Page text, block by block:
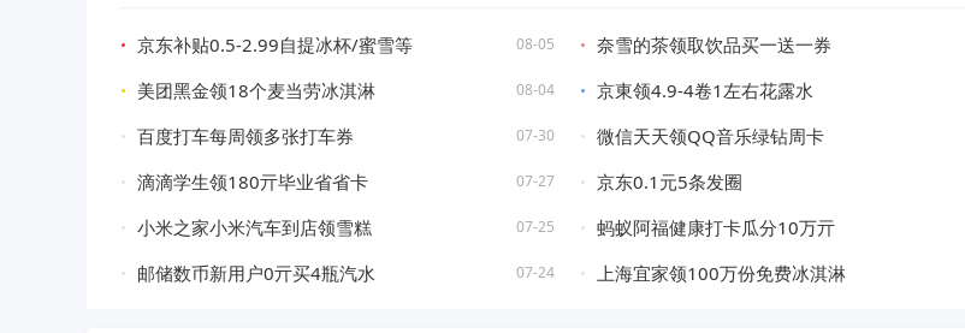
京东补贴0.5-2.99自提冰杯/蜜雪等 08-05 奈雪的茶领取饮品买一送一券
美团黑金领18个麦当劳冰淇淋 08-04 京東领4.9-4卷1左右花露水
百度打车每周领多张打车券 07-30 微信天天领QQ音乐绿钻周卡
滴滴学生领180亓毕业省省卡 07-27 京东0.1元5条发圈
小米之家小米汽车到店领雪糕 07-25 蚂蚁阿福健康打卡瓜分10万亓
邮储数币新用户0亓买4瓶汽水 07-24 上海宜家领100万份免费冰淇淋